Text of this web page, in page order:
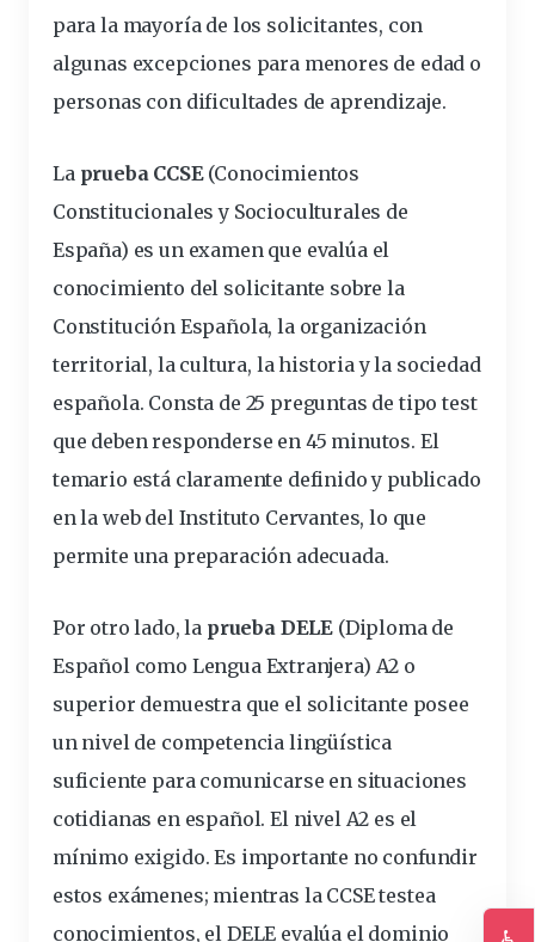
para la mayoría de los solicitantes, con
algunas excepciones para menores de edad o
personas con dificultades de aprendizaje.
La prueba CCSE(Conocimientos
Constitucionales y Socioculturales de
España) es un examen que evalúa el
conocimiento del solicitante sobre la
Constitución Española, la organización
territorial, la cultura, la historia y la sociedad
española. Consta de 25 preguntas de tipo test
que deben responderse en 45 minutos. El
temario está claramente definido y publicado
en la web del Instituto Cervantes, lo que
permite una preparación adecuada.
Por otro lado, la prueba DELE (Diploma de
Español como Lengua Extranjera) A2 o
superior demuestra que el solicitante posee
un nivel de competencia lingüística
suficiente para comunicarse en situaciones
cotidianas en español. El nivel A2 es el
mínimo exigido. Es importante no confundir
estos exámenes; mientras la CCSE testea
conocimientos, el DELE evalúa el dominio